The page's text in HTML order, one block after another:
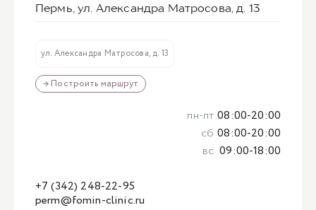
Пермь, ул. Александра Матросова, д. 13
ул. Александра Матросова, д. 13
→ Построить маршрут
perm@fomin-clinic.ru
+7 (342) 248-22-95
пн-пт 08:00-20:00
сб 08:00-20:00
вс 09:00-18:00